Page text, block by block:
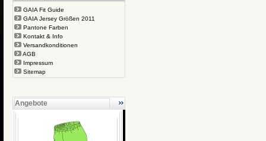
GAIA Fit Guide
GAIA Jersey Größen 2011
Pantone Farben
Kontakt & Info
Versandkonditionen
AGB
Impressum
Sitemap
Angebote